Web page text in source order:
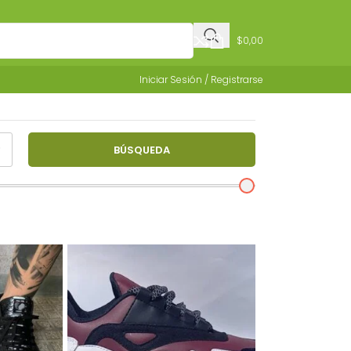
$0,00
Iniciar Sesión / Registrarse
BÚSQUEDA